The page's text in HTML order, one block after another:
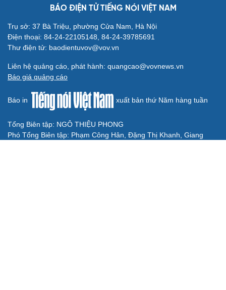
Truy tố tài xế xe tải vụ nữ sinh tử vong ở Vĩnh
Long
Đối tượng điều hành tổ chức phản động núp bóng tôn
giáo lĩnh án 7 năm 6 tháng tù
Vụ gian lận thi tại Tuyên Quang: Khởi tố thêm 2 người,
nâng tổng số lên 29 bị can
Đoàn Bảo Châu bị phạt 7 năm tù về hành vi tuyên truyền
chống Nhà nước